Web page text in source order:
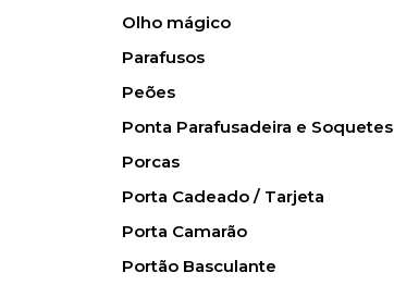
Olho mágico
Parafusos
Peões
Ponta Parafusadeira e Soquetes
Porcas
Porta Cadeado / Tarjeta
Porta Camarão
Portão Basculante